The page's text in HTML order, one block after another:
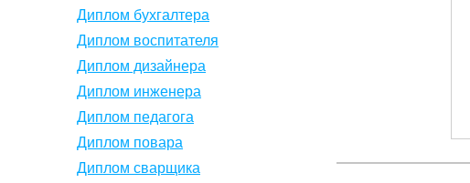
Диплом бухгалтера
Диплом воспитателя
Диплом дизайнера
Диплом инженера
Диплом педагога
Диплом повара
Диплом сварщика